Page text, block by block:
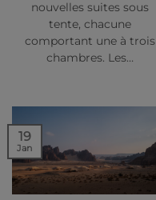
nouvelles suites sous
tente, chacune
comportant une à trois
chambres. Les…
19
Jan